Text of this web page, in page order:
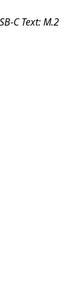
C Text: M.2